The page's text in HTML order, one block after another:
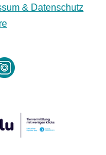
& Datenschutz